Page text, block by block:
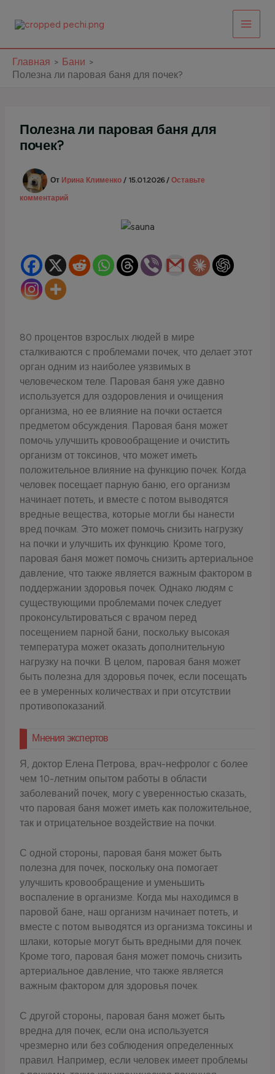
Главная
Бани
Полезна ли паровая баня для почек?
Полезна ли паровая баня для
почек?
От Ирина Клименко/ 15.01.2026/Оставьте
комментарий
80 процентов взрослых людей в мире
сталкиваются с проблемами почек, что делает этот
орган одним из наиболее уязвимых в
человеческом теле. Паровая баня уже давно
используется для оздоровления и очищения
организма, но ее влияние на почки остается
предметом обсуждения. Паровая баня может
помочь улучшить кровообращение и очистить
организм от токсинов, что может иметь
положительное влияние на функцию почек. Когда
человек посещает парную баню, его организм
начинает потеть, и вместе с потом выводятся
вредные вещества, которые могли бы нанести
вред почкам. Это может помочь снизить нагрузку
на почки и улучшить их функцию. Кроме того,
паровая баня может помочь снизить артериальное
давление, что также является важным фактором в
поддержании здоровья почек. Однако людям с
существующими проблемами почек следует
проконсультироваться с врачом перед
посещением парной бани, поскольку высокая
температура может оказать дополнительную
нагрузку на почки. В целом, паровая баня может
быть полезна для здоровья почек, если посещать
ее в умеренных количествах и при отсутствии
противопоказаний.
Мнения экспертов
Я, доктор Елена Петрова, врач-нефролог с более
чем 10-летним опытом работы в области
заболеваний почек, могу с уверенностью сказать,
что паровая баня может иметь как положительное,
так и отрицательное воздействие на почки.
С одной стороны, паровая баня может быть
полезна для почек, поскольку она помогает
улучшить кровообращение и уменьшить
воспаление в организме. Когда мы находимся в
паровой бане, наш организм начинает потеть, и
вместе с потом выводятся из организма токсины и
шлаки, которые могут быть вредными для почек.
Кроме того, паровая баня может помочь снизить
артериальное давление, что также является
важным фактором для здоровья почек.
С другой стороны, паровая баня может быть
вредна для почек, если она используется
чрезмерно или без соблюдения определенных
правил. Например, если человек имеет проблемы